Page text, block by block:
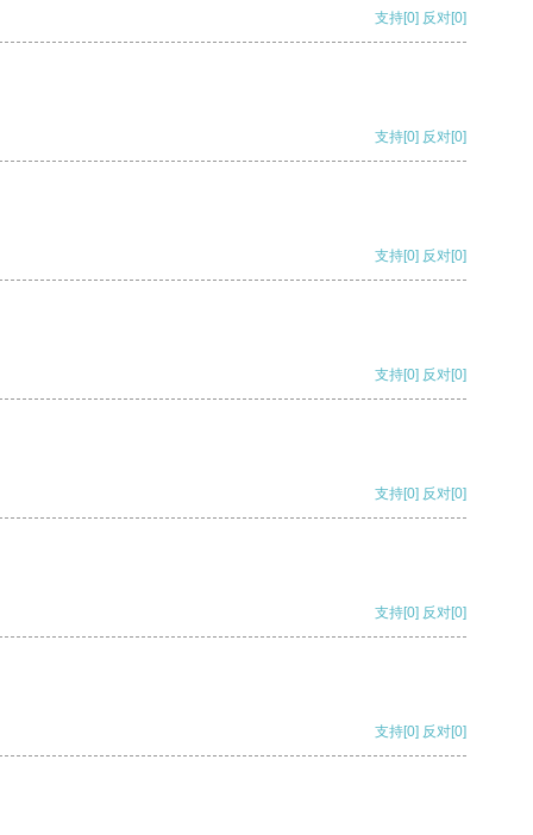
支持[0] 反对[0]
支持[0] 反对[0]
支持[0] 反对[0]
支持[0] 反对[0]
支持[0] 反对[0]
支持[0] 反对[0]
支持[0] 反对[0]